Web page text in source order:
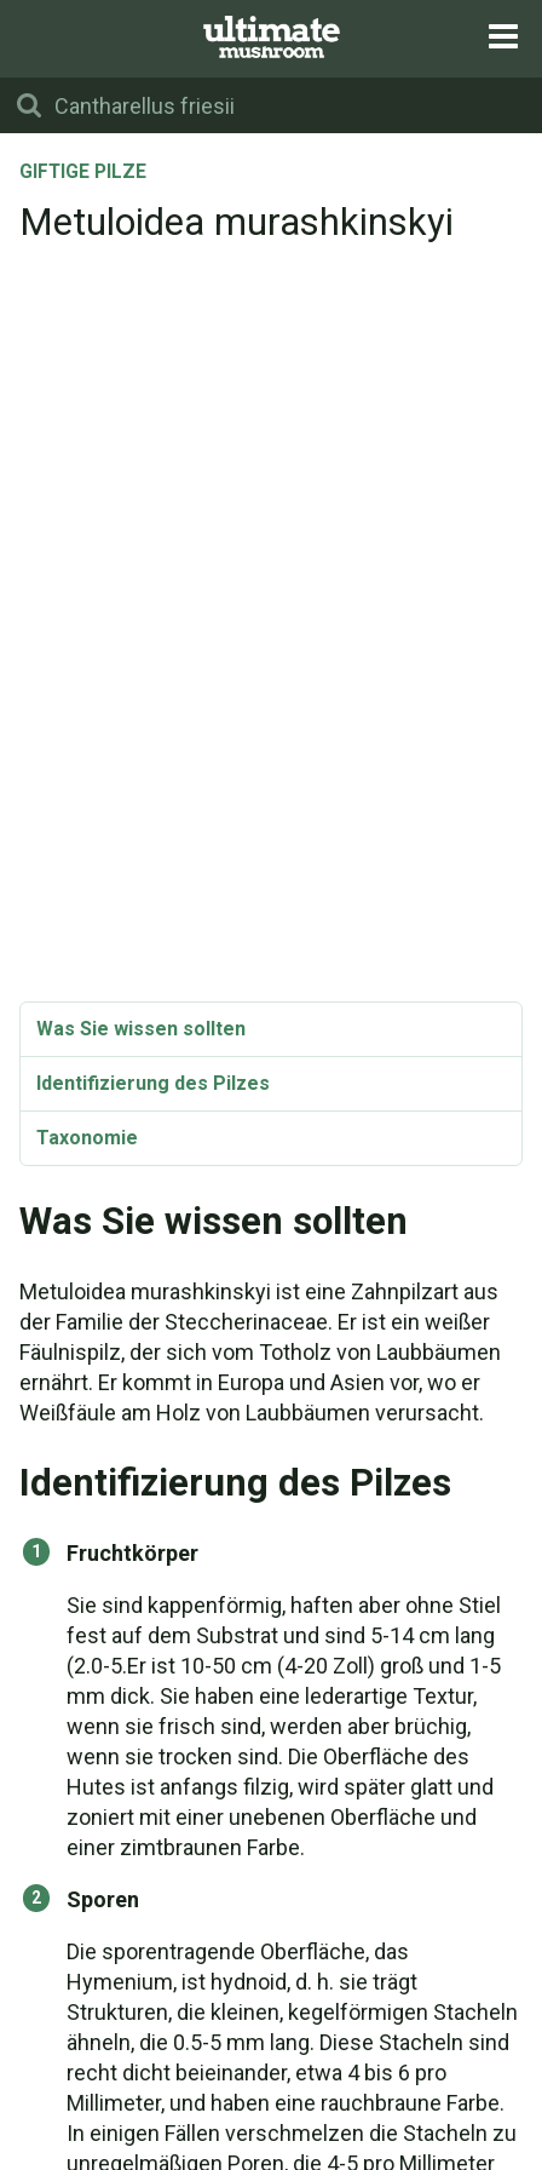
GIFTIGE PILZE
Metuloidea murashkinskyi
Was Sie wissen sollten
Identifizierung des Pilzes
Taxonomie
Was Sie wissen sollten
Metuloidea murashkinskyi ist eine Zahnpilzart aus
der Familie der Steccherinaceae. Er ist ein weißer
Fäulnispilz, der sich vom Totholz von Laubbäumen
ernährt. Er kommt in Europa und Asien vor, wo er
Weißfäule am Holz von Laubbäumen verursacht.
Identifizierung des Pilzes
Fruchtkörper
Sie sind kappenförmig, haften aber ohne Stiel
fest auf dem Substrat und sind 5-14 cm lang
(2.0-5.Er ist 10-50 cm (4-20 Zoll) groß und 1-5
mm dick. Sie haben eine lederartige Textur,
wenn sie frisch sind, werden aber brüchig,
wenn sie trocken sind. Die Oberfläche des
Hutes ist anfangs filzig, wird später glatt und
zoniert mit einer unebenen Oberfläche und
einer zimtbraunen Farbe.
Sporen
Die sporentragende Oberfläche, das
Hymenium, ist hydnoid, d. h. sie trägt
Strukturen, die kleinen, kegelförmigen Stacheln
ähneln, die 0.5-5 mm lang. Diese Stacheln sind
recht dicht beieinander, etwa 4 bis 6 pro
Millimeter, und haben eine rauchbraune Farbe.
In einigen Fällen verschmelzen die Stacheln zu
unregelmäßigen Poren, die 4-5 pro Millimeter